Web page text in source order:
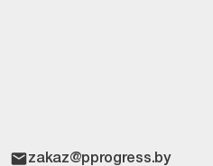
zakaz@pprogress.by